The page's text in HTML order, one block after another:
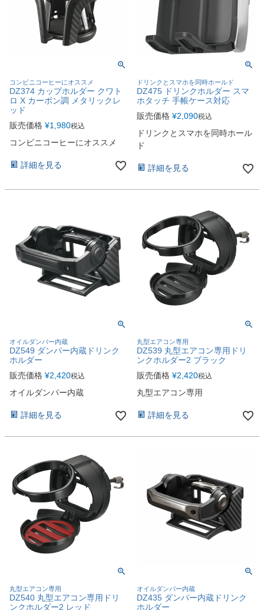
コンビニコーヒーにオススメ
DZ374 カップホルダー クワト
ロ X カーボン調 メタリックレ
ッド
販売価格 ¥1,980税込
コンビニコーヒーにオススメ
詳細を見る
ドリンクとスマホを同時ホールド
DZ475 ドリンクホルダー スマ
ホタッチ 手帳ケース対応
販売価格 ¥2,090税込
ドリンクとスマホを同時ホール
ド
詳細を見る
オイルダンパー内蔵
DZ549 ダンパー内蔵ドリンク
ホルダー
販売価格 ¥2,420税込
オイルダンパー内蔵
詳細を見る
丸型エアコン専用
DZ539 丸型エアコン専用ドリ
ンクホルダー2 ブラック
販売価格 ¥2,420税込
丸型エアコン専用
詳細を見る
丸型エアコン専用
DZ540 丸型エアコン専用ドリ
ンクホルダー2 レッド
オイルダンパー内蔵
DZ435 ダンパー内蔵ドリンク
ホルダー